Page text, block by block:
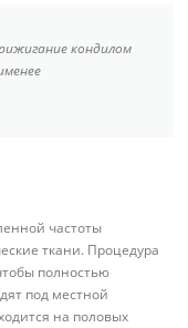
кондилом
частоты
ткани. Процедура
полностью
под местной
на половых